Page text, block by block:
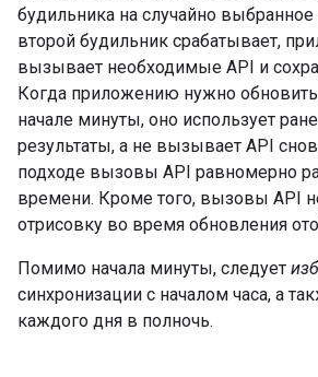
будильника на случайно
второй будильник срабатывает,
вызывает необходимые API и
Когда приложению нужно
начале минуты, оно использует
результаты, а не вызывает API
подходе вызовы API равномерно
времени. Кроме того, вызовы API
отрисовку во время обновления
Помимо начала минуты, следует
синхронизации с началом часа, а
каждого дня в полночь.